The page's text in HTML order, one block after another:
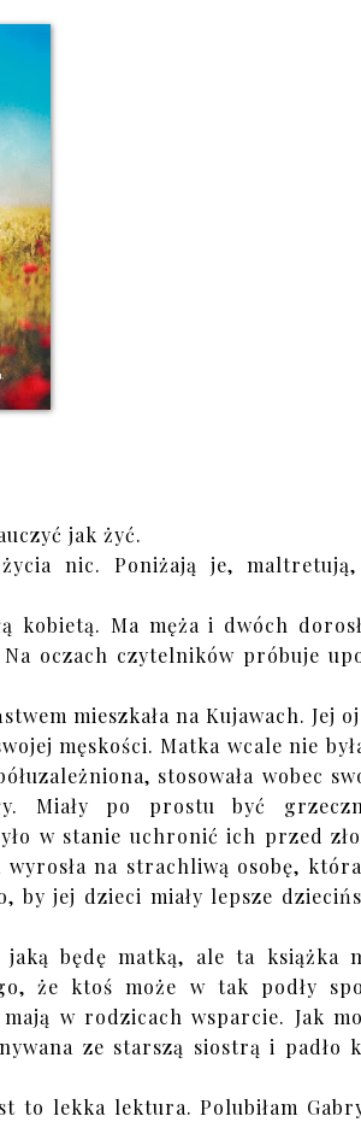
jak żyć.
nic. Poniżają je,
kobietą. Ma męża i dwóch
oczach czytelników próbuje
mieszkała na Kujawach. Jej
męskości. Matka wcale nie
stosowała wobec
Miały po prostu być
w stanie uchronić ich przed
na strachliwą osobę,
by jej dzieci miały lepsze
będę matką, ale ta książka
że ktoś może w tak podły
w rodzicach wsparcie. Jak
ze starszą siostrą i padło
to lekka lektura. Polubiłam